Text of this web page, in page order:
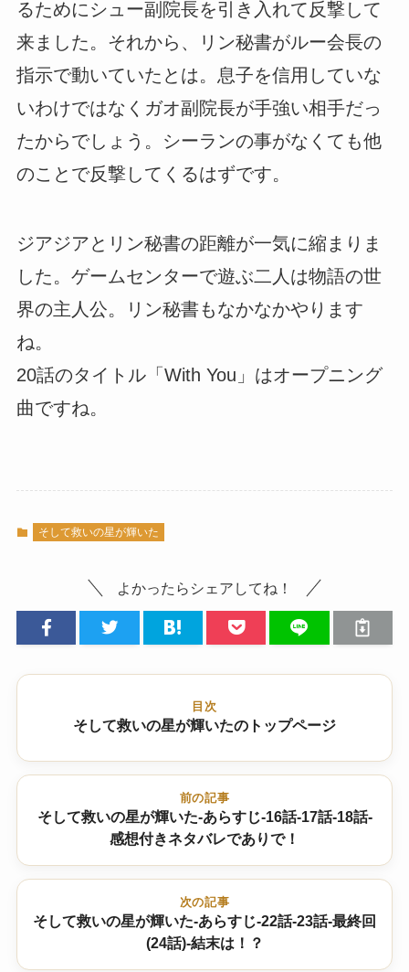
るためにシュー副院長を引き入れて反撃して
来ました。それから、リン秘書がルー会長の
指示で動いていたとは。息子を信用していな
いわけではなくガオ副院長が手強い相手だっ
たからでしょう。シーランの事がなくても他
のことで反撃してくるはずです。
ジアジアとリン秘書の距離が一気に縮まりま
した。ゲームセンターで遊ぶ二人は物語の世
界の主人公。リン秘書もなかなかやります
ね。
20話のタイトル「With You」はオープニング
曲ですね。
そして救いの星が輝いた
よかったらシェアしてね！
目次
そして救いの星が輝いたのトップページ
前の記事
そして救いの星が輝いた-あらすじ-16話-17話-18話-
感想付きネタバレでありで！
次の記事
そして救いの星が輝いた-あらすじ-22話-23話-最終回
(24話)-結末は！？